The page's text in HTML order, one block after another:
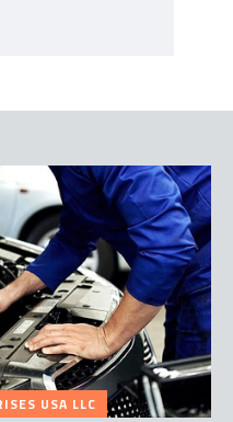
USA LLC